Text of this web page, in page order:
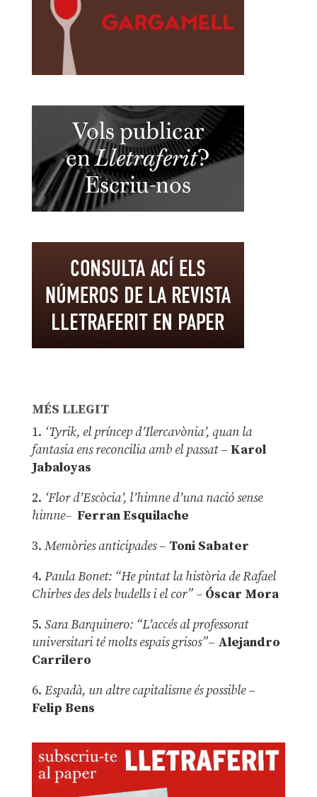
MÉS LLEGIT
1. ‘Tyrik, el príncep d’Ilercavònia’, quan la
fantasia ens reconcilia amb el passat– Karol
Jabaloyas
2. ‘Flor d’Escòcia’, l’himne d’una nació sense
himne– Ferran Esquilache
3. Memòries anticipades– Toni Sabater
4. Paula Bonet: “He pintat la història de Rafael
Chirbes des dels budells i el cor” –Óscar Mora
5. Sara Barquinero: “L’accés al professorat
universitari té molts espais grisos”– Alejandro
Carrilero
6. Espadà, un altre capitalisme és possible –
Felip Bens